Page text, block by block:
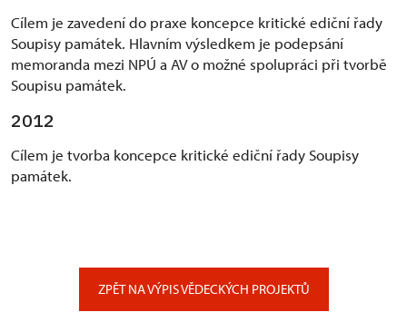
Cílem je zavedení do praxe koncepce kritické ediční řady
Soupisy památek. Hlavním výsledkem je podepsání
memoranda mezi NPÚ a AV o možné spolupráci při tvorbě
Soupisu památek.
2012
Cílem je tvorba koncepce kritické ediční řady Soupisy
památek.
ZPĚT NA VÝPIS VĚDECKÝCH PROJEKTŮ